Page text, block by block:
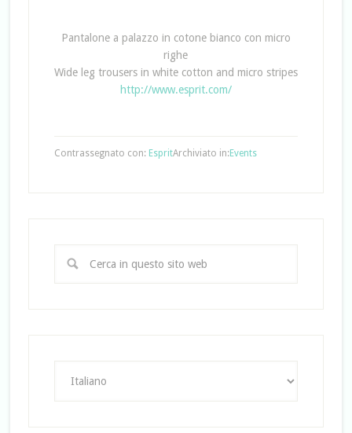
Pantalone a palazzo in cotone bianco con micro
righe
Wide leg trousers in white cotton and micro stripes
http://www.esprit.com/
Archiviato in: Events
Contrassegnato con: Esprit